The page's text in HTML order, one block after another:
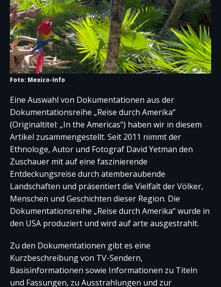
Foto: Mexico-Info
Eine Auswahl von Dokumentationen aus der
Dokumentationsreihe „Reise durch Amerika“
(Originaltitel: „In the Americas“) haben wir in diesem
Artikel zusammengestellt. Seit 2011 nimmt der
Ethnologe, Autor und Fotograf David Yetman den
Zuschauer mit auf eine faszinierende
Entdeckungsreise durch atemberaubende
Landschaften und präsentiert die Vielfalt der Völker,
Menschen und Geschichten dieser Region. Die
Dokumentationsreihe „Reise durch Amerika“ wurde in
den USA produziert und wird auf arte ausgestrahlt.
Zu den Dokumentationen gibt es eine
Kurzbeschreibung von TV-Sendern,
Basisinformationen sowie Informationen zu Titeln
und Fassungen, zu Ausstrahlungen und zur